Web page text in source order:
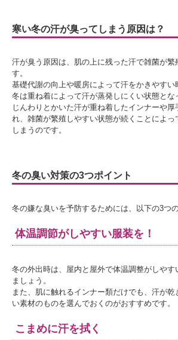
寒い冬の汗が臭ってしまう原因は？
汗が臭う原因は、肌の上に残った汗で雑菌が繁
す。
基礎代謝の向上や暖房によって汗をかきやすい
冬は重ね着によって汗が蒸発しにくい状態とな
じんわりとかいた汗が重ね着したインナーや
れ、雑菌が繁殖しやすい状態が続くことによっ
しまうのです。
冬の臭い対策の3つポイント
冬の嫌な臭いを予防するためには、以下の3つ
体温調節がしやすい服装を！
冬の外出時は、屋内と屋外で体温調整がしやす
ましょう。
また、肌に触れるインナー類だけでも、汗が乾
い素材のものを選んでおくのがおすすめです。
こまめに汗を拭く